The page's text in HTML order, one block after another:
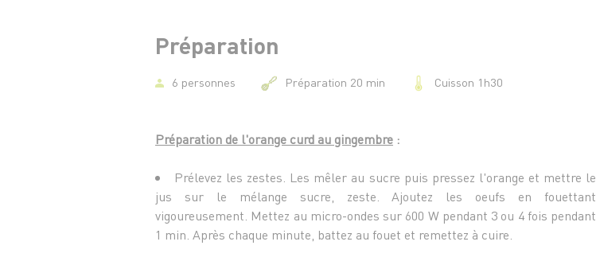
Préparation
6 personnes Préparation 20 min Cuisson 1h30
Préparation de l'orange curd au gingembre :
Prélevez les zestes. Les mêler au sucre puis pressez l'orange et mettre le
jus sur le mélange sucre, zeste. Ajoutez les oeufs en fouettant
vigoureusement. Mettez au micro-ondes sur 600 W pendant 3 ou 4 fois pendant
1 min. Après chaque minute, battez au fouet et remettez à cuire.